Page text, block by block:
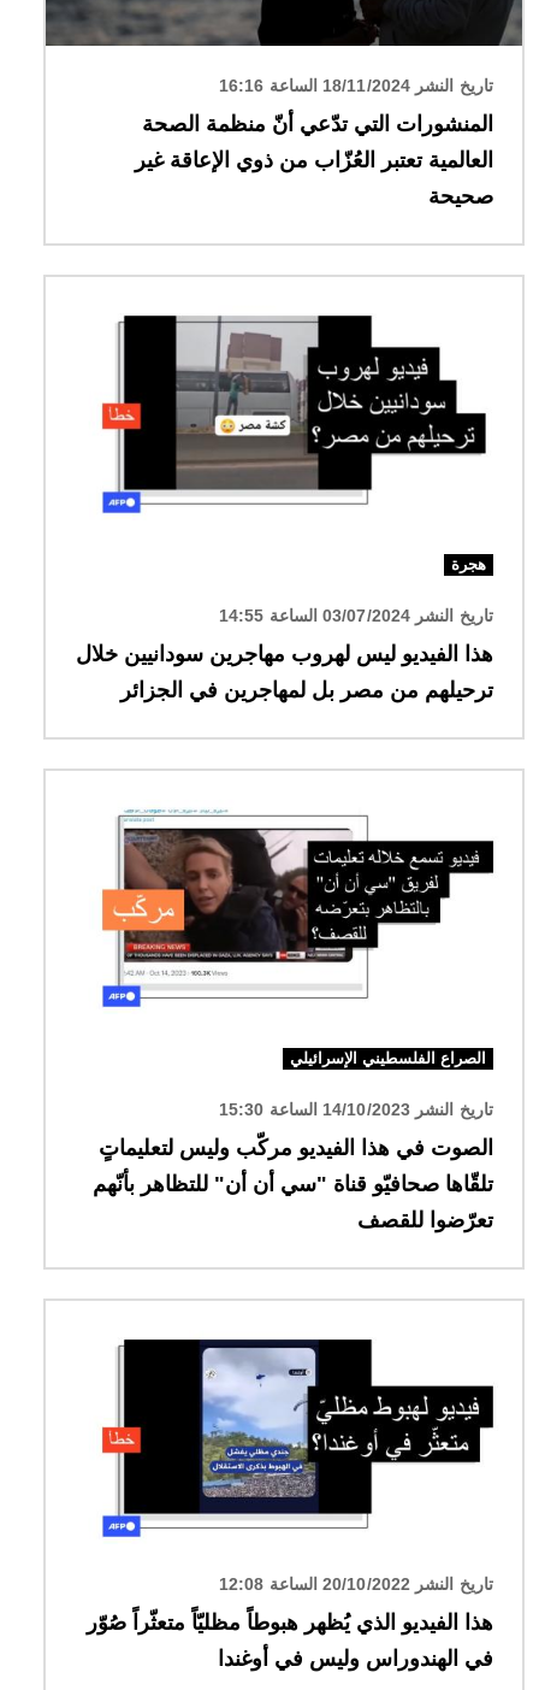
تاريخ النشر 18/11/2024 الساعة 16:16
المنشورات التي تدّعي أنّ منظمة الصحة
العالمية تعتبر العُزّاب من ذوي الإعاقة غير
صحيحة
هجرة
تاريخ النشر 03/07/2024 الساعة 14:55
هذا الفيديو ليس لهروب مهاجرين سودانيين خلال
ترحيلهم من مصر بل لمهاجرين في الجزائر
الصراع الفلسطيني الإسرائيلي
تاريخ النشر 14/10/2023 الساعة 15:30
الصوت في هذا الفيديو مركّب وليس لتعليماتٍ
تلقّاها صحافيّو قناة "سي أن أن" للتظاهر بأنّهم
تعرّضوا للقصف
تاريخ النشر 20/10/2022 الساعة 12:08
هذا الفيديو الذي يُظهر هبوطاً مظليّاً متعثّراً صُوّر
في الهندوراس وليس في أوغندا